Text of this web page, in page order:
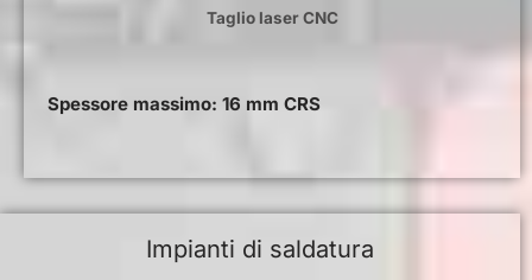
Taglio laser CNC
Spessore massimo: 16 mm CRS
Impianti di saldatura